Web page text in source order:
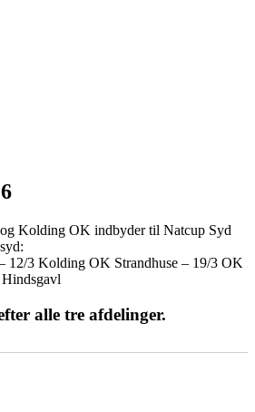
Kolding OK indbyder til Natcup Syd
12/3 Kolding OK Strandhuse – 19/3 OK
alle tre afdelinger.